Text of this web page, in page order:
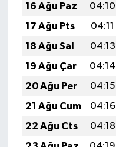
16 Ağu Paz
04:10
17 Ağu Pts
04:11
18 Ağu Sal
04:13
19 Ağu Çar
04:14
20 Ağu Per
04:15
21 Ağu Cum
04:16
22 Ağu Cts
04:18